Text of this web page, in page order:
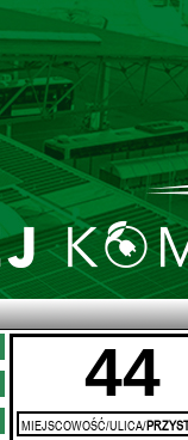
44
MIEJSCOWOŚĆ/ULICA/